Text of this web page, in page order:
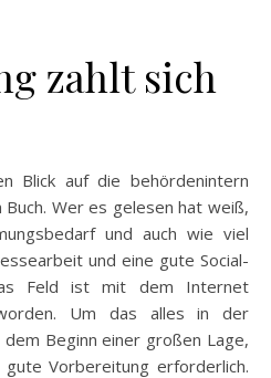
zahlt sich
Blick auf die behördenintern
Wer es gelesen hat weiß,
und auch wie viel
und eine gute Social-
Feld ist mit dem Internet
Um das alles in der
Beginn einer großen Lage,
Vorbereitung erforderlich.